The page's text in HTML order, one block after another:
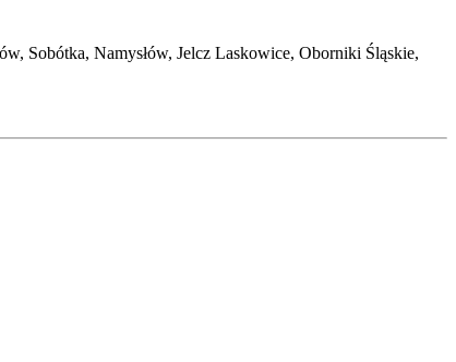
Sobótka, Namysłów, Jelcz Laskowice, Oborniki Śląskie,